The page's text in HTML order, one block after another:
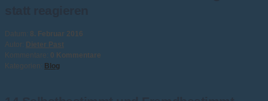
Datum: 8. Februar 2016
Autor: Dieter Past
Kommentare: 0 Kommentare
Kategorien: Blog